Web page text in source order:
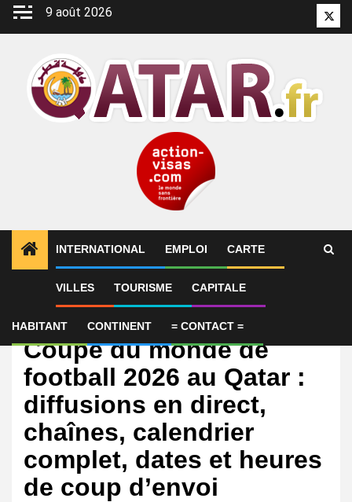
Aller
9 août 2026
INTERNATIONAL EMPLOI CARTE
VILLES TOURISME CAPITALE
HABITANT CONTINENT = CONTACT =
International
Programme TV de la
Coupe du monde de
football 2026 au Qatar :
diffusions en direct,
chaînes, calendrier
complet, dates et heures
de coup d’envoi